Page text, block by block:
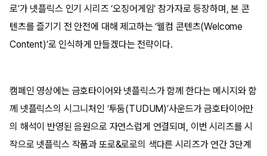
로’가 넷플릭스 인기 시리즈 ‘오징어게임’ 참가자로 등장하며, 본 콘
텐츠를 즐기기 전 안전에 대해 제고하는 ‘웰컴 콘텐츠(Welcome
Content)’로 인식하게 만들겠다는 전략이다.
캠페인 영상에는 금호타이어와 넷플릭스가 함께 한다는 메시지와 함
께 넷플릭스의 시그니처인 ‘투둠(TUDUM)’사운드가 금호타이어만
의 해석이 반영된 음원으로 자연스럽게 연결되며, 이번 시리즈를 시
작으로 넷플릭스 작품과 또로&로로의 색다른 시리즈가 연간 3단계